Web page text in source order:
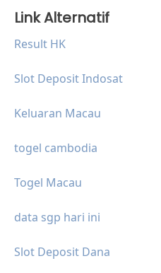
Link Alternatif
Result HK
Slot Deposit Indosat
Keluaran Macau
togel cambodia
Togel Macau
data sgp hari ini
Slot Deposit Dana